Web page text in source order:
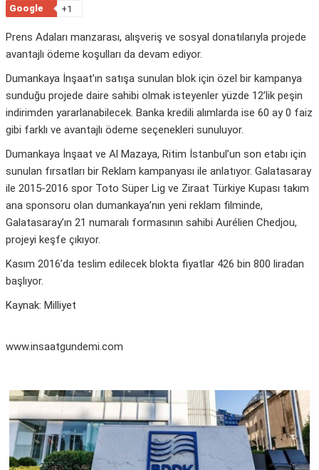
Google
+1
Prens Adaları manzarası, alışveriş ve sosyal donatılarıyla projede
avantajlı ödeme koşulları da devam ediyor.
Dumankaya İnşaat’ın satışa sunulan blok için özel bir kampanya
sunduğu projede daire sahibi olmak isteyenler yüzde 12’lik peşin
indirimden yararlanabilecek. Banka kredili alımlarda ise 60 ay 0 faiz
gibi farklı ve avantajlı ödeme seçenekleri sunuluyor.
Dumankaya İnşaat ve Al Mazaya, Ritim İstanbul’un son etabı için
sunulan fırsatları bir Reklam kampanyası ile anlatıyor. Galatasaray
ile 2015-2016 spor Toto Süper Lig ve Ziraat Türkiye Kupası takım
ana sponsoru olan dumankaya’nın yeni reklam filminde,
Galatasaray’ın 21 numaralı formasının sahibi Aurélien Chedjou,
projeyi keşfe çıkıyor.
Kasım 2016’da teslim edilecek blokta fiyatlar 426 bin 800 liradan
başlıyor.
Kaynak: Milliyet
www.insaatgundemi.com